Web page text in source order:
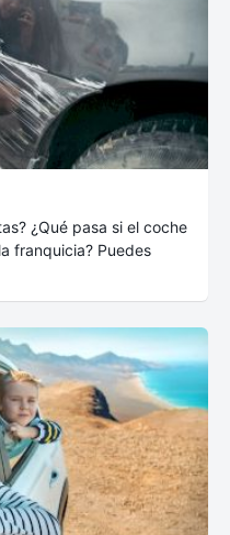
¿Qué pasa si el coche
franquicia? Puedes